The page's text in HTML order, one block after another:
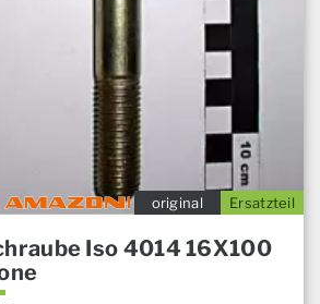
Ersatzteil
original
Iso 4014 16X100